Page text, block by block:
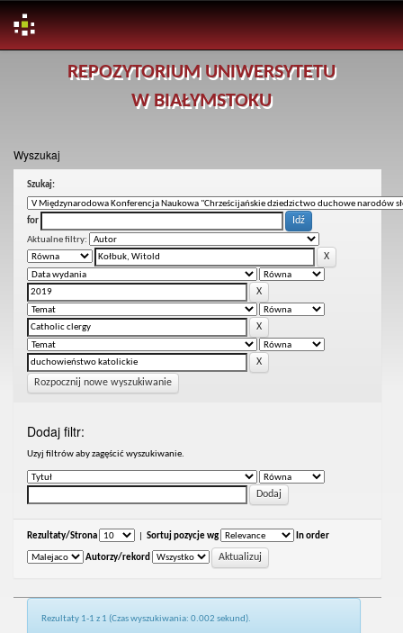
REPOZYTORIUM UNIWERSYTETU
W BIAŁYMSTOKU
Wyszukaj
Szukaj:
for
Aktualne filtry:
Rozpocznij nowe wyszukiwanie
Dodaj filtr:
Uzyj filtrów aby zagęścić wyszukiwanie.
Rezultaty/Strona Sortuj pozycje wg In order
Autorzy/rekord
Rezultaty 1-1 z 1 (Czas wyszukiwania: 0.002 sekund).